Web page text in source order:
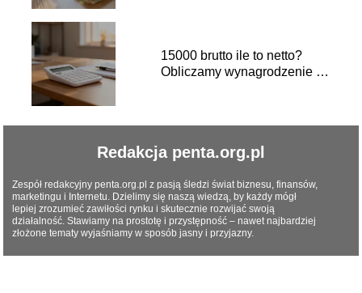
15000 brutto ile to netto?
Obliczamy wynagrodzenie na
Redakcja penta.org.pl
Zespół redakcyjny penta.org.pl z pasją śledzi świat biznesu, finansów,
marketingu i Internetu. Dzielimy się naszą wiedzą, by każdy mógł
lepiej zrozumieć zawiłości rynku i skutecznie rozwijać swoją
działalność. Stawiamy na prostotę i przystępność – nawet najbardziej
złożone tematy wyjaśniamy w sposób jasny i przyjazny.